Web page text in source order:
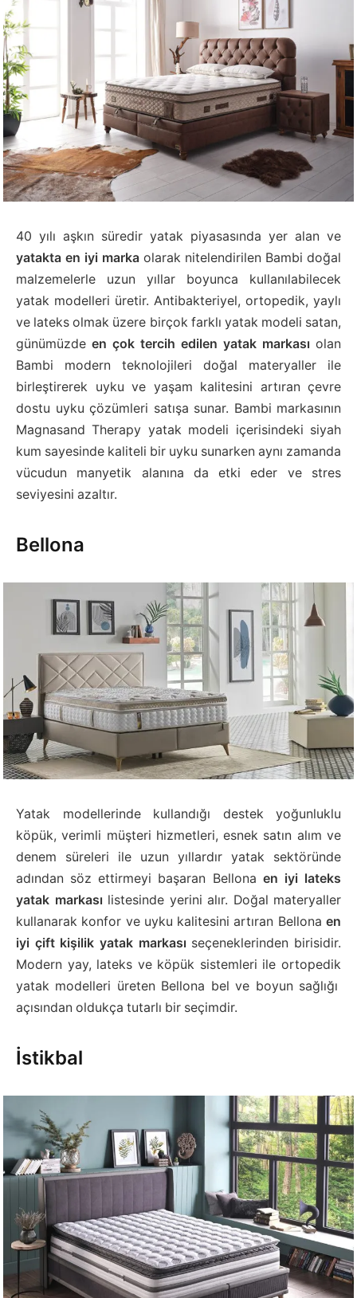
40 yılı aşkın süredir yatak piyasasında yer alan ve
yatakta en iyi marka olarak nitelendirilen Bambi doğal
malzemelerle uzun yıllar boyunca kullanılabilecek
yatak modelleri üretir. Antibakteriyel, ortopedik, yaylı
ve lateks olmak üzere birçok farklı yatak modeli satan,
günümüzde en çok tercih edilen yatak markası olan
Bambi modern teknolojileri doğal materyaller ile
birleştirerek uyku ve yaşam kalitesini artıran çevre
dostu uyku çözümleri satışa sunar. Bambi markasının
Magnasand Therapy yatak modeli içerisindeki siyah
kum sayesinde kaliteli bir uyku sunarken aynı zamanda
vücudun manyetik alanına da etki eder ve stres
seviyesini azaltır.
Bellona
Yatak modellerinde kullandığı destek yoğunluklu
köpük, verimli müşteri hizmetleri, esnek satın alım ve
denem süreleri ile uzun yıllardır yatak sektöründe
adından söz ettirmeyi başaran Bellona en iyi lateks
yatak markası listesinde yerini alır. Doğal materyaller
kullanarak konfor ve uyku kalitesini artıran Bellona en
iyi çift kişilik yatak markası seçeneklerinden birisidir.
Modern yay, lateks ve köpük sistemleri ile ortopedik
yatak modelleri üreten Bellona bel ve boyun sağlığı
açısından oldukça tutarlı bir seçimdir.
İstikbal